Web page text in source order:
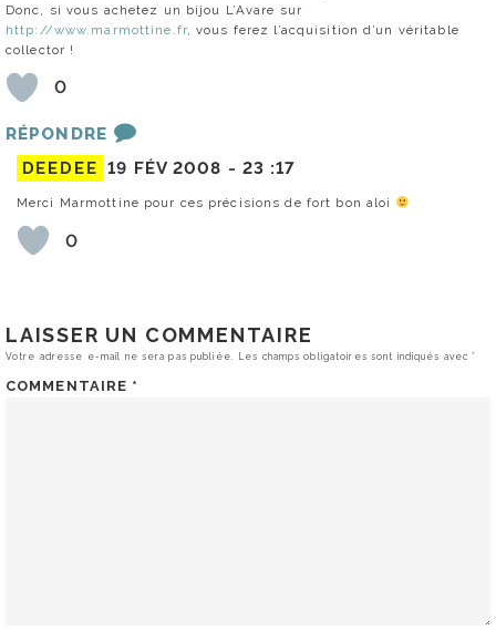
Donc, si vous achetez un bijou L’Avare sur
http://www.marmottine.fr, vous ferez l’acquisition d’un véritable
collector !
0
RÉPONDRE
DEEDEE 19 FÉV 2008 - 23 :17
Merci Marmottine pour ces précisions de fort bon aloi
0
LAISSER UN COMMENTAIRE
Votre adresse e-mail ne sera pas publiée. Les champs obligatoires sont indiqués avec*
COMMENTAIRE *